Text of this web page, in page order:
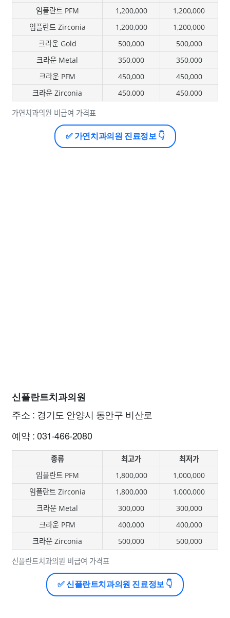
가연치과의원 비급여 가격표
임플란트 PFM
1,200,000
1,200,000
임플란트 Zirconia
1,200,000
1,200,000
크라운 Gold
500,000
500,000
크라운 Metal
350,000
350,000
크라운 PFM
450,000
450,000
크라운 Zirconia
450,000 450,000
✅ 가연치과의원 진료정보 👇
신플란트치과의원
주소 : 경기도 안양시 동안구 비산로
예약 : 031-466-2080
신플란트치과의원 비급여 가격표
종류 최고가
최저가
임플란트 PFM
1,800,000
1,000,000
임플란트 Zirconia
1,800,000
1,000,000
크라운 Metal
300,000
300,000
크라운 PFM
400,000
400,000
크라운 Zirconia
500,000 500,000
✅ 신플란트치과의원 진료정보 👇